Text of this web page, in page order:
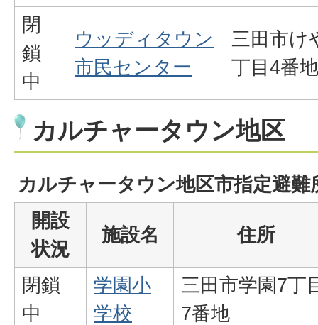
閉
鎖
中
ウッディタウン
市民センター
三田市け
丁目4番
カルチャータウン地区
カルチャータウン地区市指定避難
開設
状況
施設名 住所
閉鎖
中
学園小
学校
三田市学園7丁
7番地